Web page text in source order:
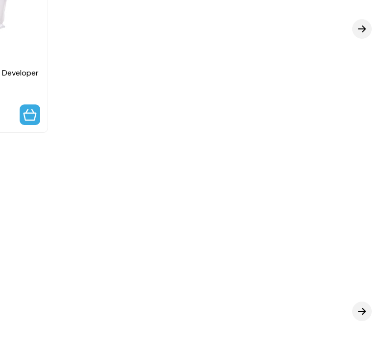
Developer